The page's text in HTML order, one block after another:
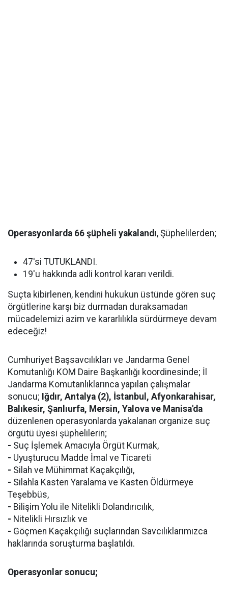
Operasyonlarda 66 şüpheli yakalandı, Şüphelilerden;
47'si TUTUKLANDI.
19'u hakkında adli kontrol kararı verildi.
Suçta kibirlenen, kendini hukukun üstünde gören suç
örgütlerine karşı biz durmadan duraksamadan
mücadelemizi azim ve kararlılıkla sürdürmeye devam
edeceğiz!
Cumhuriyet Başsavcılıkları ve Jandarma Genel
Komutanlığı KOM Daire Başkanlığı koordinesinde; İl
Jandarma Komutanlıklarınca yapılan çalışmalar
sonucu; Iğdır, Antalya (2), İstanbul, Afyonkarahisar,
Balıkesir, Şanlıurfa, Mersin, Yalova ve Manisa'da
düzenlenen operasyonlarda yakalanan organize suç
örgütü üyesi şüphelilerin;
- Suç İşlemek Amacıyla Örgüt Kurmak,
- Uyuşturucu Madde İmal ve Ticareti
- Silah ve Mühimmat Kaçakçılığı,
- Silahla Kasten Yaralama ve Kasten Öldürmeye
Teşebbüs,
- Bilişim Yolu ile Nitelikli Dolandırıcılık,
- Nitelikli Hırsızlık ve
- Göçmen Kaçakçılığı suçlarından Savcılıklarımızca
haklarında soruşturma başlatıldı.
Operasyonlar sonucu;